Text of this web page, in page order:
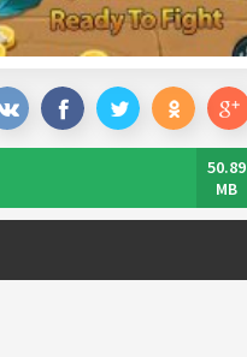
50.89
MB